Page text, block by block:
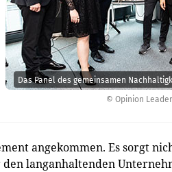
© Opinion
Das Panel des gemeinsamen
angekommen. Es sorgt
langanhaltenden